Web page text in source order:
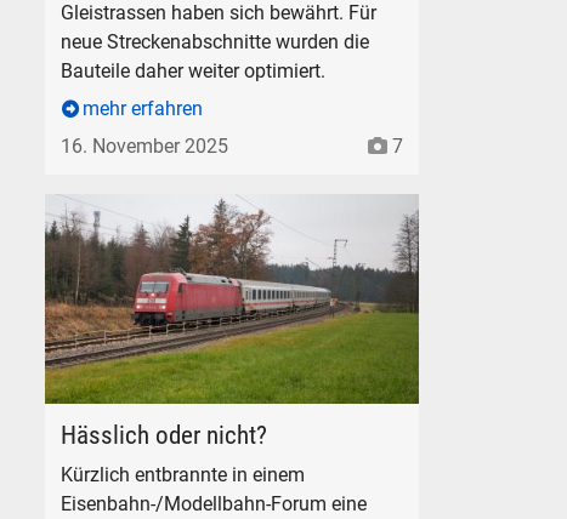
Fleischmann 218 217 in TEE-Lackierung [4234]
Fleischmann 218 217 in TEE-Lackierung [4234]
Gleistrassen haben sich bewährt. Für
neue Streckenabschnitte wurden die
Bauteile daher weiter optimiert.
mehr erfahren
16. November 2025
7
Hässlich oder nicht?
Kürzlich entbrannte in einem
Eisenbahn-/Modellbahn-Forum eine